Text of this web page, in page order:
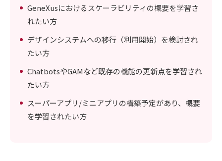
GeneXusにおけるスケーラビリティの概要を学習さ
れたい方
デザインシステムへの移行（利用開始）を検討され
たい方
ChatbotsやGAMなど既存の機能の更新点を学習され
たい方
スーパーアプリ/ミニアプリの構築予定があり、概要
を学習されたい方